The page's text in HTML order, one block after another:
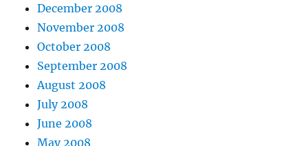
December 2008
November 2008
October 2008
September 2008
August 2008
July 2008
June 2008
May 2008